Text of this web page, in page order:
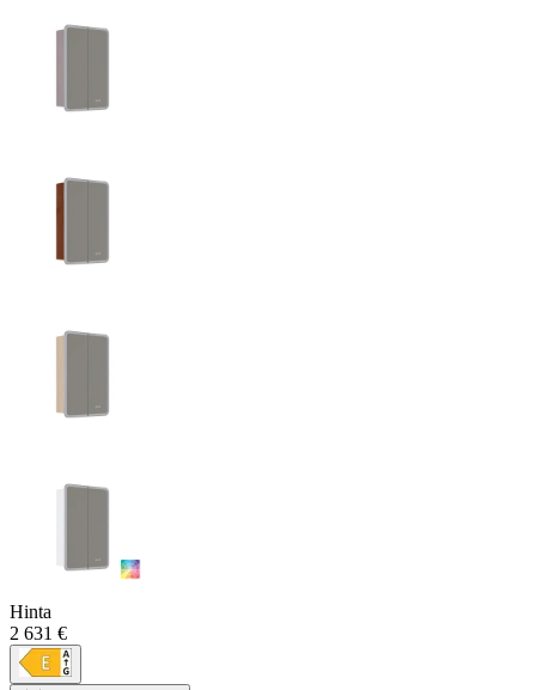
Hinta
2 631 €